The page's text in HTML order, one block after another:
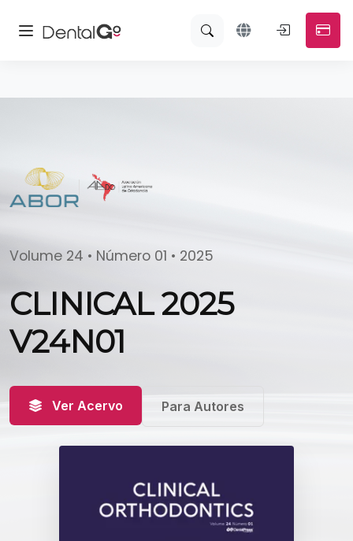
Volume 24 • Número 01 • 2025
CLINICAL 2025
V24N01
Ver Acervo Para Autores